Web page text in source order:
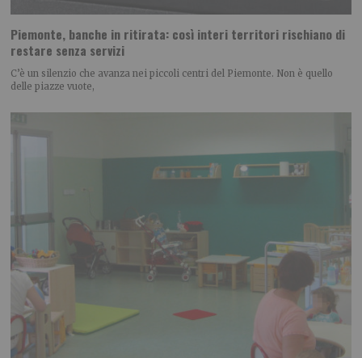
Piemonte, banche in ritirata: così interi territori rischiano di
restare senza servizi
C’è un silenzio che avanza nei piccoli centri del Piemonte. Non è quello
delle piazze vuote,